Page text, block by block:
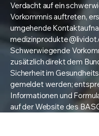
Verdacht auf ein
Vorkommnis auftreten,
umgehende
Schwerwiegende
zusätzlich direkt dem
Sicherheit im
gemeldet werden;
Informationen und
auf der Website des